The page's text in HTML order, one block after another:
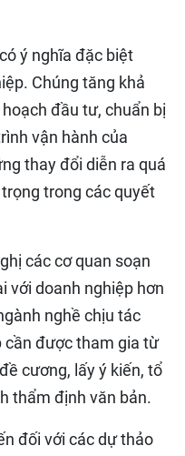
ý nghĩa đặc biệt
Chúng tăng khả
đầu tư, chuẩn bị
vận hành của
thay đổi diễn ra quá
trong các quyết
các cơ quan soạn
với doanh nghiệp hơn
nghề chịu tác
cần được tham gia từ
cương, lấy ý kiến, tổ
thẩm định văn bản.
đối với các dự thảo